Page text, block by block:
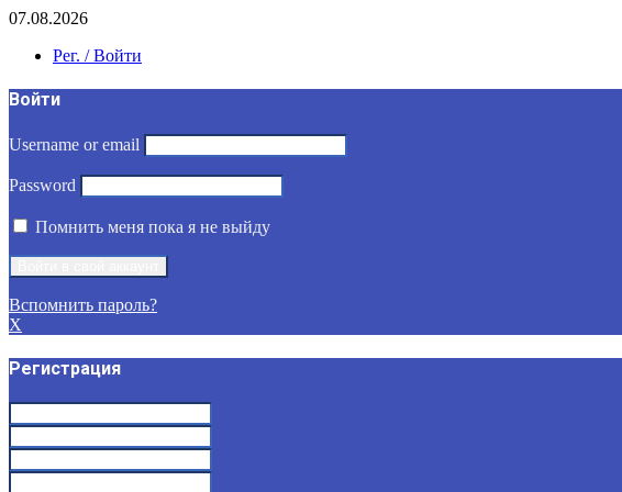
07.08.2026
Рег. / Войти
Войти
Username or email
Password
Помнить меня пока я не выйду
Вспомнить пароль?
X
Регистрация